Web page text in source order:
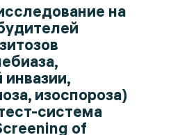
на
изоспороза)
система
of